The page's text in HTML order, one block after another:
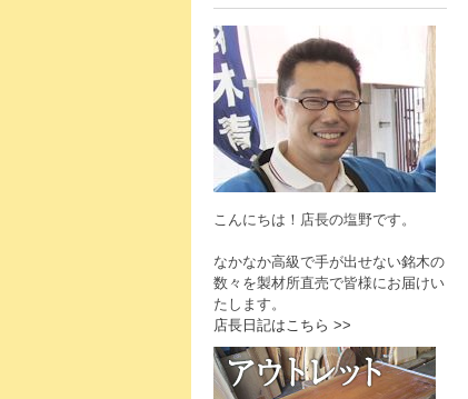
こんにちは！店長の塩野です。
なかなか高級で手が出せない銘木の
数々を製材所直売で皆様にお届けい
たします。
店長日記はこちら >>